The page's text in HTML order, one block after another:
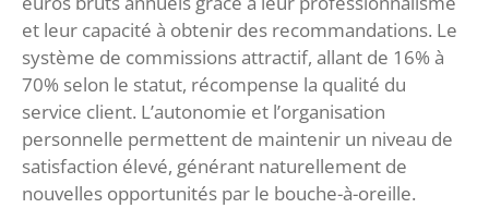
et leur capacité à obtenir des recommandations. Le
système de commissions attractif, allant de 16% à
70% selon le statut, récompense la qualité du
service client. L’autonomie et l’organisation
personnelle permettent de maintenir un niveau de
satisfaction élevé, générant naturellement de
nouvelles opportunités par le bouche-à-oreille.